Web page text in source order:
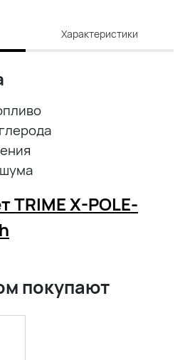
Характеристики
TRIME X-POLE-
покупают